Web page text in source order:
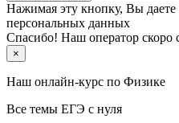
Нажимая эту кнопку, Вы даете
персональных данных
Спасибо! Наш оператор скоро
×
Наш онлайн-курс по Физике
Все темы ЕГЭ с нуля